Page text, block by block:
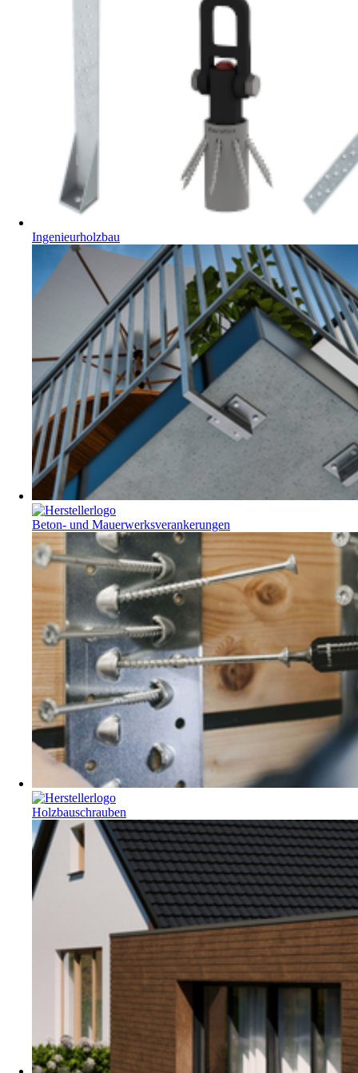
Ingenieurholzbau
Beton- und Mauerwerksverankerungen
Holzbauschrauben